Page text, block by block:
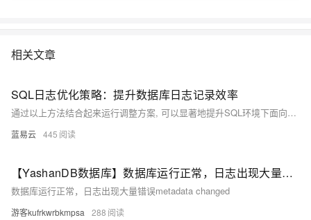
相关文章
SQL日志优化策略：提升数据库日志记录效率
通过以上方法结合起来运行调整方案, 可以显著地提升SQL环境下面向各种搜索引擎服务平台所需要满足标准条件下之数据库登记作业流程综合表现; 同时还能确保系统稳健运行并满越用户体验预期目标.
蓝易云 445
【YashanDB数据库】数据库运行正常，日志出现大量错误metadata changed
数据库运行正常，日志出现大量错误metadata changed
游客kufrkwrbkmpsa 288